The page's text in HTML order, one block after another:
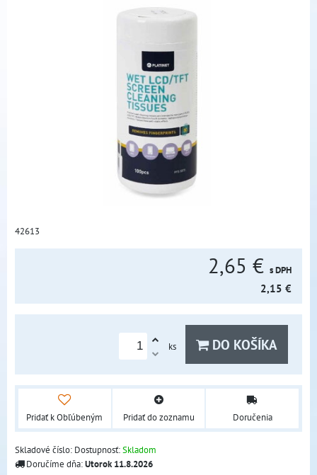
42613
2,65 € s DPH
2,15 €
ks DO KOŠÍKA
Pridať k Obľúbeným Pridať do zoznamu Doručenia
Skladové číslo: Dostupnosť:Skladom
Doručíme dňa:Utorok11.8.2026